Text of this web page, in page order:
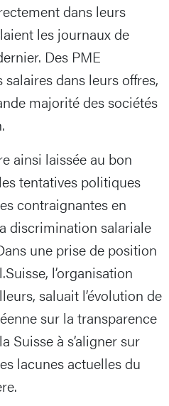
dans leurs
les journaux de
Des PME
dans leurs offres,
majorité des sociétés
ainsi laissée au bon
tentatives politiques
contraignantes en
discrimination salariale
une prise de position
l’organisation
saluait l’évolution de
sur la transparence
Suisse à s’aligner sur
lacunes actuelles du